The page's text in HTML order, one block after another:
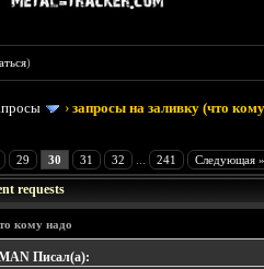
)
›запросы на заливку (что
29 30 31 32 241 Следующая »
Средняя оценка: 3.45
requests
кому надо
Писал(а):